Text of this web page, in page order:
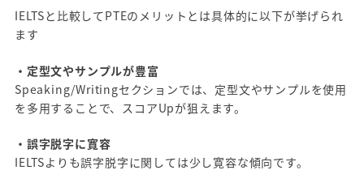
IELTSと比較してPTEのメリットとは具体的に以下が挙げられ
ます
・定型文やサンプルが豊富
Speaking/Writingセクションでは、定型文やサンプルを使用
を多用することで、スコアUpが狙えます。
・誤字脱字に寛容
IELTSよりも誤字脱字に関しては少し寛容な傾向です。